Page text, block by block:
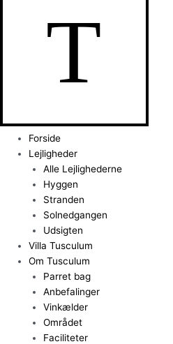
T
Forside
Lejligheder
Alle Lejlighederne
Hyggen
Stranden
Solnedgangen
Udsigten
Villa Tusculum
Om Tusculum
Parret bag
Anbefalinger
Vinkælder
Området
Faciliteter